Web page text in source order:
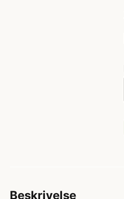
Beskrivelse